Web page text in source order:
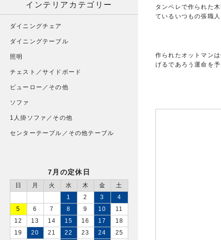
タンペレで作られた
ているいつもの張職
作られたオットマン
げるであろう運命を
インテリアカテゴリー
ダイニングチェア
ダイニングテーブル
照明
チェスト／サイドボード
ビューロー／その他
ソファ
1人掛ソファ／その他
センターテーブル／その他テーブル
7月の定休日
日 月 火 水 木 金
土
1
2 3
4
5
6 7 8 9 10
11
12
13 14 15 16 17
18
19
20 21 22 23 24
25